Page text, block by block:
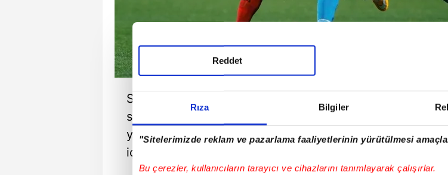
Rıza Bilgiler
"Sitelerimizde reklam ve pazarlama faaliyetlerinin yürütülmesi
Bu çerezler, kullanıcıların tarayıcı ve cihazlarını tanımlayarak çalışırlar.
Reddet
Sporx'in haberine göre 31 yaşındaki oyuncu, biten
sözleşmesini uzatmayacağını belirtti ve sosyal medyadan
yaptığı veda paylaşımında, "7 yıl boyunca Zenit'te
için gururluyum. 2 şampiyonluk kazandık.